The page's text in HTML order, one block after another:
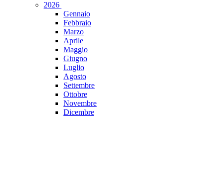
2026
Gennaio
Febbraio
Marzo
Aprile
Maggio
Giugno
Luglio
Agosto
Settembre
Ottobre
Novembre
Dicembre